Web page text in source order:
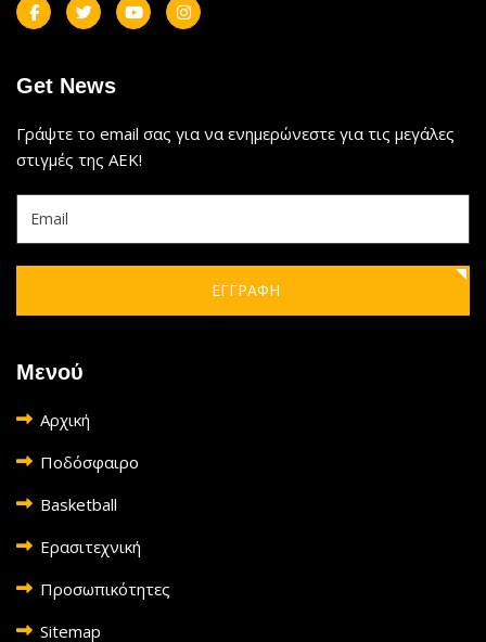
Get News
Γράψτε το email σας για να ενημερώνεστε για τις μεγάλες
στιγμές της ΑΕΚ!
ΕΓΓΡΑΦΗ
Μενού
Αρχική
Ποδόσφαιρο
Basketball
Ερασιτεχνική
Προσωπικότητες
Sitemap